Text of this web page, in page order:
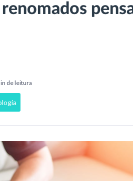
de leitura